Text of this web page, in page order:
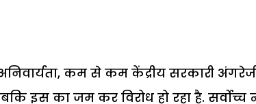
कम से कम केंद्रीय सरकारी
इस का जम कर विरोध हो रहा है.